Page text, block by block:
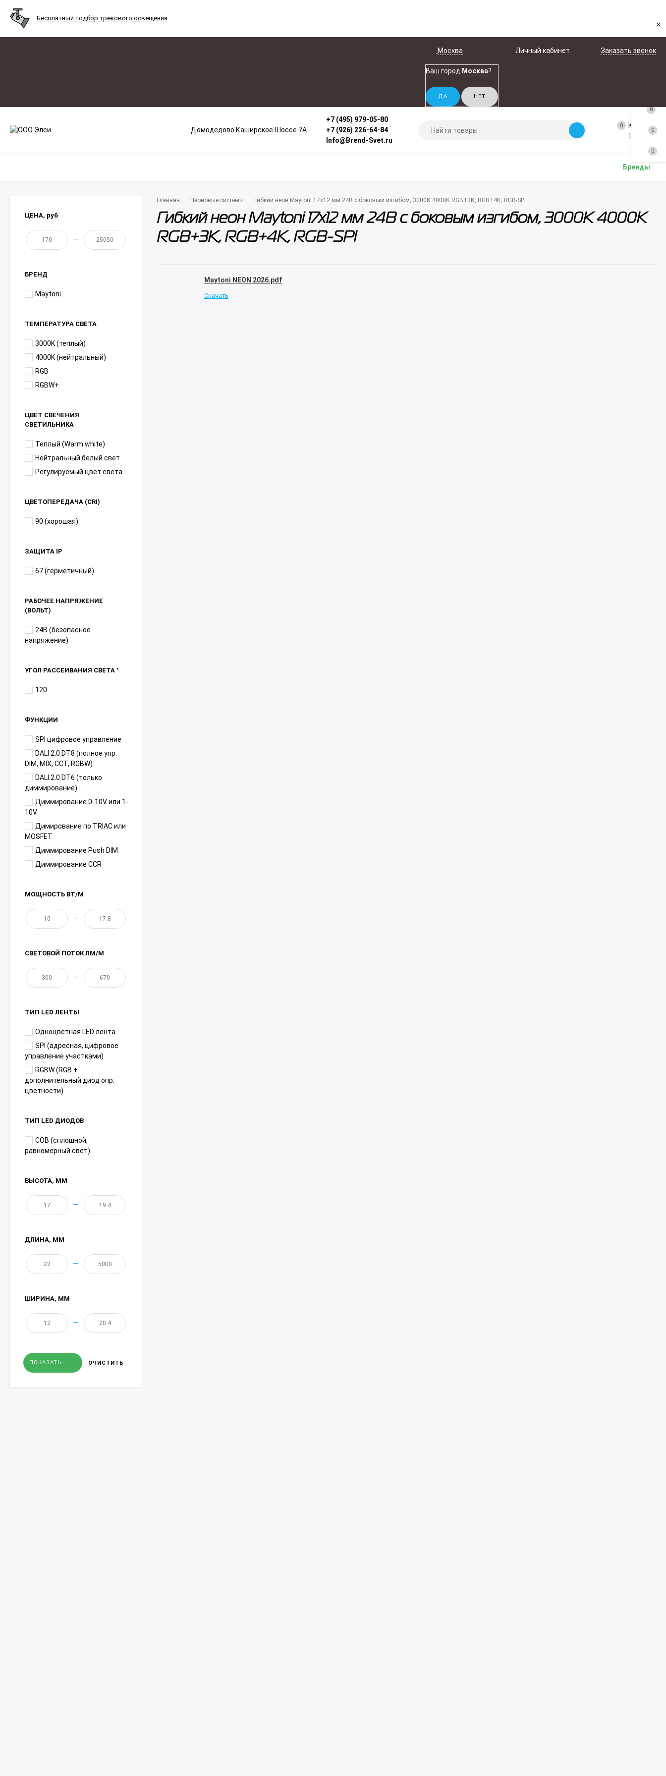
Бесплатный подбор трекового освещения
×
Москва
Ваш город Москва?
Личный кабинет Заказать звонок
Домодедово Каширское Шоссе 7А
+7 (495) 979-05-80
+7 (926) 226-64-84
Info@Brend-Svet.ru
0 Корзина
(пусто)
Бренды
Главная Неоновые системы Гибкий неон Maytoni 17х12 мм 24В с боковым изгибом, 3000К 4000К RGB+3К, RGB+4К, RGB-SPI
Гибкий неон Maytoni 17х12 мм 24В с боковым изгибом, 3000К 4000К
RGB+3К, RGB+4К, RGB-SPI
Maytoni NEON 2026.pdf
Скачать
ЦЕНА, руб
—
БРЕНД
Maytoni
ТЕМПЕРАТУРА СВЕТА
3000K (теплый)
4000K (нейтральный)
RGB
RGBW+
ЦВЕТ СВЕЧЕНИЯ
СВЕТИЛЬНИКА
Теплый (Warm white)
Нейтральный белый свет
Регулируемый цвет света
ЦВЕТОПЕРЕДАЧА (CRI)
90 (хорошая)
ЗАЩИТА IP
67 (герметичный)
РАБОЧЕЕ НАПРЯЖЕНИЕ
(ВОЛЬТ)
24В (безопасное
напряжение)
УГОЛ РАССЕИВАНИЯ СВЕТА °
120
ФУНКЦИИ
SPI цифровое управление
DALI 2.0 DT8 (полное упр.
DIM, MIX, CCT, RGBW)
DALI 2.0 DT6 (только
диммирование)
Диммирование 0-10V или 1-
10V
Димирование по TRIAC или
MOSFET
Диммирование Push DIM
Диммирование CCR
МОЩНОСТЬ ВТ/М
—
СВЕТОВОЙ ПОТОК ЛМ/М
—
ТИП LED ЛЕНТЫ
Одноцветная LED лента
SPI (адресная, цифровое
управление участками)
RGBW (RGB +
дополнительный диод опр.
цветности)
ТИП LED ДИОДОВ
COB (сплошной,
равномерный свет)
ВЫСОТА, ММ
—
ДЛИНА, ММ
—
ШИРИНА, ММ
—
ПОКАЗАТЬ ОЧИСТИТЬ
0
0
0